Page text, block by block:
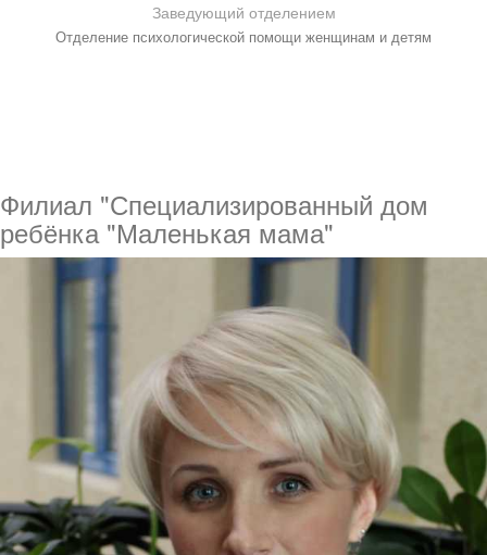
Заведующий отделением
Отделение психологической помощи женщинам и детям
Филиал "Специализированный дом
ребёнка "Маленькая мама"